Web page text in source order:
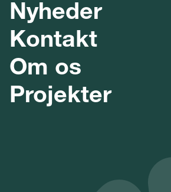
Nyheder
Kontakt
Om os
Projekter